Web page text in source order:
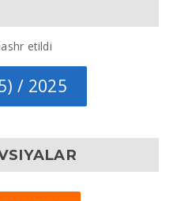
etildi
/ 2025